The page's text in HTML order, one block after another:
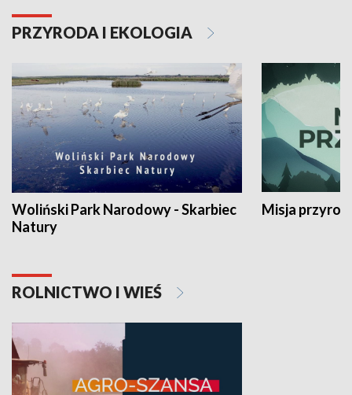
PRZYRODA I EKOLOGIA
Woliński Park Narodowy - Skarbiec
Natury
Misja
ROLNICTWO I WIEŚ